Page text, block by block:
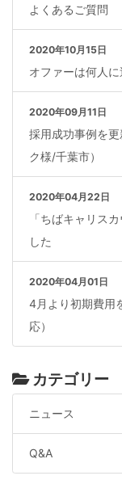
よくあるご質問
2020年10月15日
オファーは何人
2020年09月11日
採用成功事例を
ク様/千葉市）
2020年04月22日
「ちばキャリス
した
2020年04月01日
4月より初期費用
応）
カテゴリー
ニュース
Q&A